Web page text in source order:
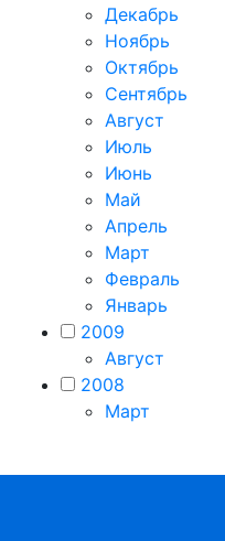
Декабрь
Ноябрь
Октябрь
Сентябрь
Август
Июль
Июнь
Май
Апрель
Март
Февраль
Январь
2009
Август
2008
Март